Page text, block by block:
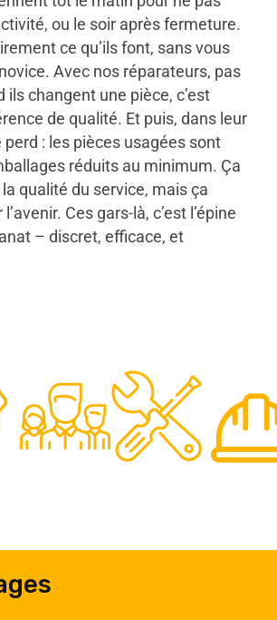
ou le soir après fermeture.
ce qu’ils font, sans vous
Avec nos réparateurs, pas
ils changent une pièce, c’est
de qualité. Et puis, dans leur
perd : les pièces usagées sont
réduits au minimum. Ça
qualité du service, mais ça
Ces gars-là, c’est l’épine
– discret, efficace, et
48
0
50
Experts